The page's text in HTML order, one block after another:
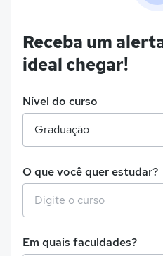
Receba um
ideal chegar!
Nível do curso
O que você quer estudar?
Em quais faculdades?